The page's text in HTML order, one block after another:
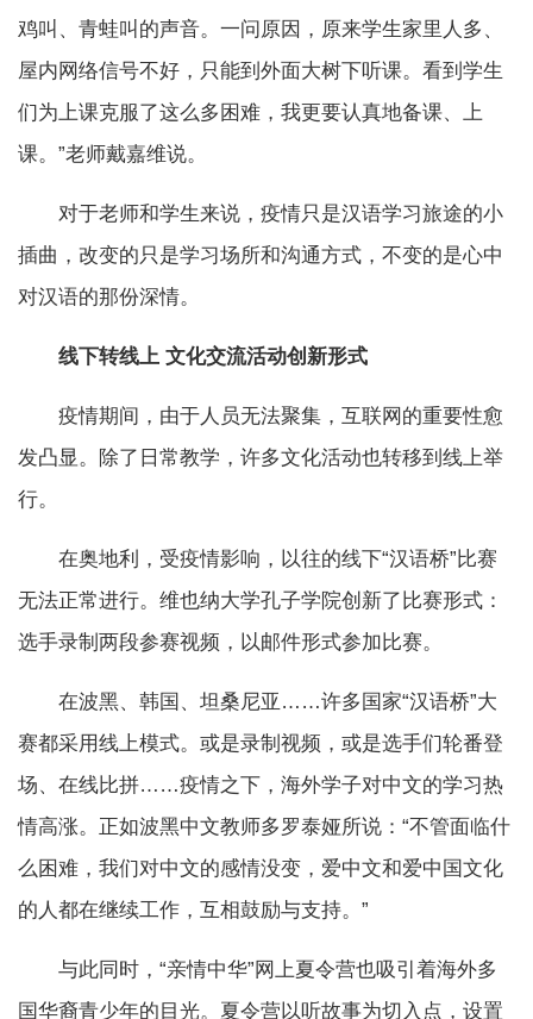
鸡叫、青蛙叫的声音。一问原因，原来学生家里人多、
屋内网络信号不好，只能到外面大树下听课。看到学生
们为上课克服了这么多困难，我更要认真地备课、上
课。”老师戴嘉维说。
对于老师和学生来说，疫情只是汉语学习旅途的小
插曲，改变的只是学习场所和沟通方式，不变的是心中
对汉语的那份深情。
线下转线上 文化交流活动创新形式
疫情期间，由于人员无法聚集，互联网的重要性愈
发凸显。除了日常教学，许多文化活动也转移到线上举
行。
在奥地利，受疫情影响，以往的线下“汉语桥”比赛
无法正常进行。维也纳大学孔子学院创新了比赛形式：
选手录制两段参赛视频，以邮件形式参加比赛。
在波黑、韩国、坦桑尼亚……许多国家“汉语桥”大
赛都采用线上模式。或是录制视频，或是选手们轮番登
场、在线比拼……疫情之下，海外学子对中文的学习热
情高涨。正如波黑中文教师多罗泰娅所说：“不管面临什
么困难，我们对中文的感情没变，爱中文和爱中国文化
的人都在继续工作，互相鼓励与支持。”
与此同时，“亲情中华”网上夏令营也吸引着海外多
国华裔青少年的目光。夏令营以听故事为切入点，设置